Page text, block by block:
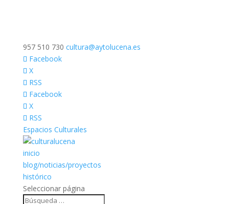
957 510 730 cultura@aytolucena.es
Facebook
X
RSS
Facebook
X
RSS
Espacios Culturales
inicio
blog/noticias/proyectos
histórico
Seleccionar página